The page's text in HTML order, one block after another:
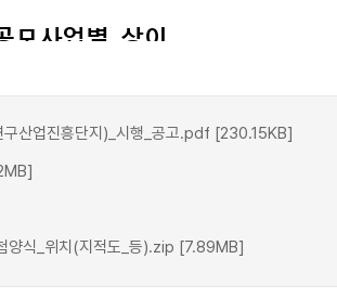
구산업진흥단지)_시행_공고.pdf [230.15KB]
양식_위치(지적도_등).zip [7.89MB]